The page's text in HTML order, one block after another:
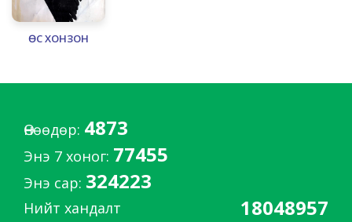
ӨС ХОНЗОН
Өнөөдөр: 4873
Энэ 7 хоног: 77455
Энэ сар: 324223
Нийт хандалт 18048957